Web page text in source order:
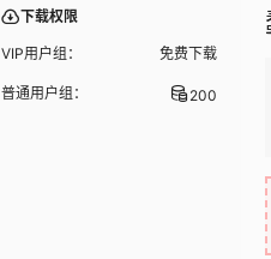
下载权限
VIP用户组： 免费下载
普通用户组： 200